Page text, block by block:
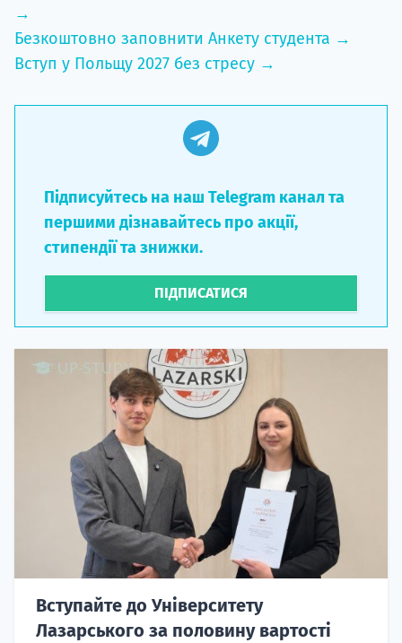
→
Безкоштовно заповнити Анкету студента →
Вступ у Польщу 2027 без стресу →
Підписуйтесь на наш Telegram канал та
першими дізнавайтесь про акції,
стипендії та знижки.
ПІДПИСАТИСЯ
Вступайте до Університету
Лазарського за половину вартості